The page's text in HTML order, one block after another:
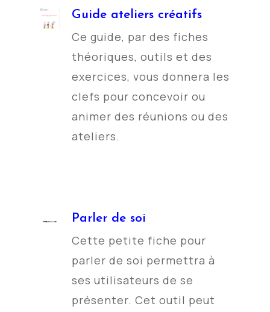
Guide ateliers créatifs
Ce guide, par des fiches
théoriques, outils et des
exercices, vous donnera les
clefs pour concevoir ou
animer des réunions ou des
ateliers.
Parler de soi
Cette petite fiche pour
parler de soi permettra à
ses utilisateurs de se
présenter. Cet outil peut